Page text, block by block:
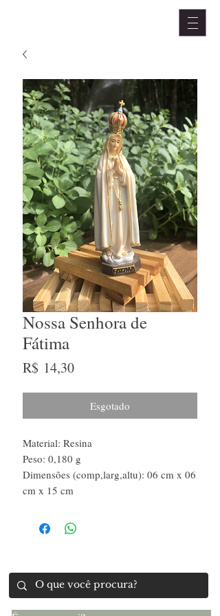
Nossa Senhora de
Fátima
R$ 14,30Preço
Esgotado
Material: Resina
Peso: 0,180 g
Dimensões (comp,larg,altu): 06 cm x 06
cm x 15 cm